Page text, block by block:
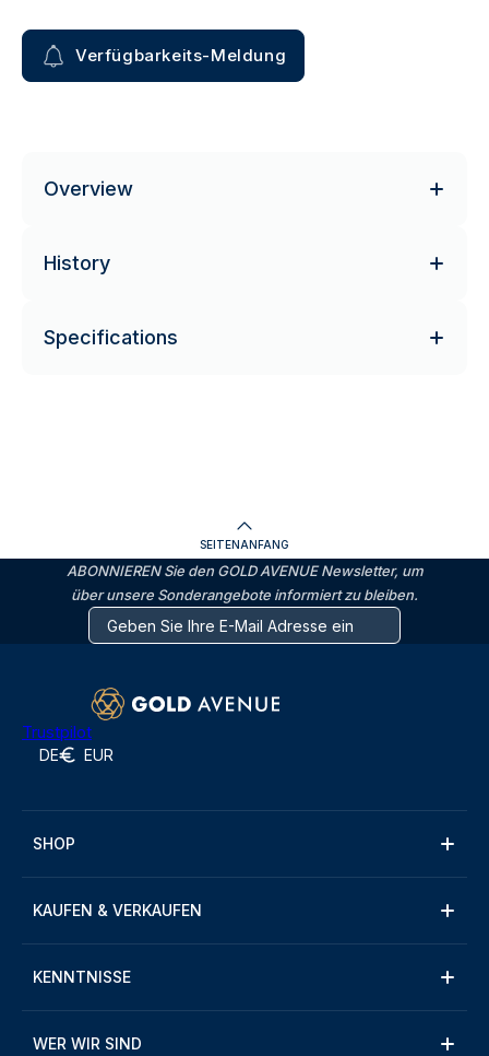
Verfügbarkeits-Meldung
Overview
History
Specifications
SEITENANFANG
ABONNIEREN Sie den GOLD AVENUE Newsletter, um
über unsere Sonderangebote informiert zu bleiben.
Trustpilot
DE EUR
SHOP
KAUFEN & VERKAUFEN
KENNTNISSE
WER WIR SIND